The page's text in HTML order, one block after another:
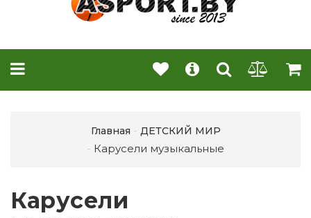
Главная ДЕТСКИЙ МИР
Карусели музыкальные
Карусели